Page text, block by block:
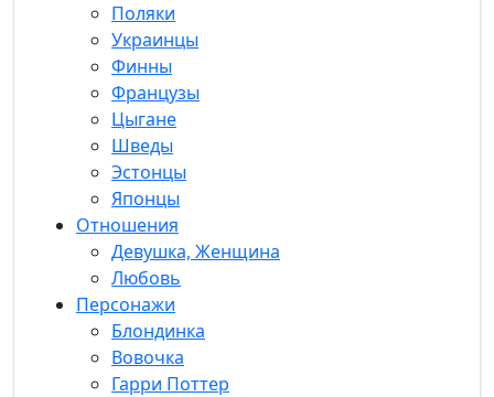
Поляки
Украинцы
Финны
Французы
Цыгане
Шведы
Эстонцы
Японцы
Отношения
Девушка, Женщина
Любовь
Персонажи
Блондинка
Вовочка
Гарри Поттер